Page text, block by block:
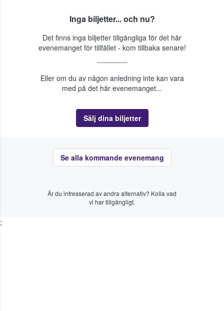
Inga biljetter... och nu?
Det finns inga biljetter tillgängliga för det här
evenemanget för tillfället - kom tillbaka senare!
Eller om du av någon anledning inte kan vara
med på det här evenemanget...
Sälj dina biljetter
Se alla kommande evenemang
Är du intresserad av andra alternativ? Kolla vad
vi har tillgängligt.
;